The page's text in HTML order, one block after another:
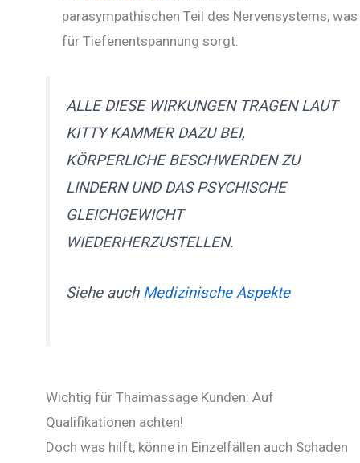
parasympathischen Teil des Nervensystems, was
für Tiefenentspannung sorgt.
ALLE DIESE WIRKUNGEN TRAGEN LAUT
KITTY KAMMER DAZU BEI,
KÖRPERLICHE BESCHWERDEN ZU
LINDERN UND DAS PSYCHISCHE
GLEICHGEWICHT
WIEDERHERZUSTELLEN.
Siehe auch Medizinische Aspekte
Wichtig für Thaimassage Kunden: Auf
Qualifikationen achten!
Doch was hilft, könne in Einzelfällen auch Schaden